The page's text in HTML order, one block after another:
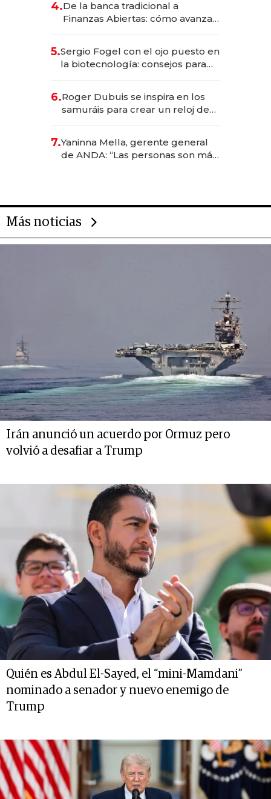
4.De la banca tradicional a
Finanzas Abiertas: cómo avanza
5.Sergio Fogel con el ojo puesto en
la biotecnología: consejos para
6.Roger Dubuis se inspira en los
samuráis para crear un reloj de
7.Yaninna Mella, gerente general
de ANDA: “Las personas son más
Más noticias
Irán anunció un acuerdo por Ormuz pero
volvió a desafiar a Trump
Quién es Abdul El-Sayed, el “mini-Mamdani”
nominado a senador y nuevo enemigo de
Trump